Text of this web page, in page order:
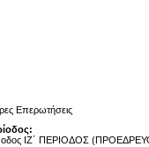
Επερωτήσεις
ΙΖ΄ ΠΕΡΙΟΔΟΣ